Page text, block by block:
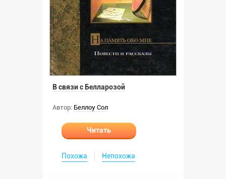
В связи с Белларозой
Автор: Беллоу Сол
Читать
Похожа Непохожа